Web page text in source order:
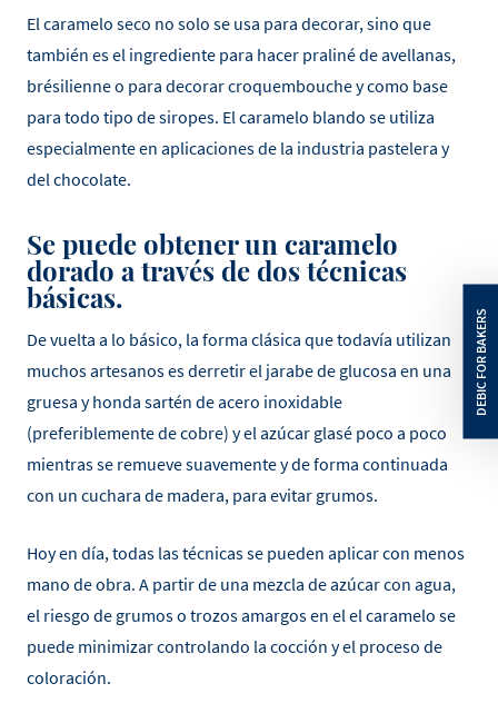
El caramelo seco no solo se usa para decorar, sino que
también es el ingrediente para hacer praliné de avellanas,
brésilienne o para decorar croquembouche y como base
para todo tipo de siropes. El caramelo blando se utiliza
especialmente en aplicaciones de la industria pastelera y
del chocolate.
Se puede obtener un caramelo
dorado a través de dos técnicas
básicas.
De vuelta a lo básico, la forma clásica que todavía utilizan
muchos artesanos es derretir el jarabe de glucosa en una
gruesa y honda sartén de acero inoxidable
(preferiblemente de cobre) y el azúcar glasé poco a poco
mientras se remueve suavemente y de forma continuada
con un cuchara de madera, para evitar grumos.
Hoy en día, todas las técnicas se pueden aplicar con menos
mano de obra. A partir de una mezcla de azúcar con agua,
el riesgo de grumos o trozos amargos en el el caramelo se
puede minimizar controlando la cocción y el proceso de
coloración.